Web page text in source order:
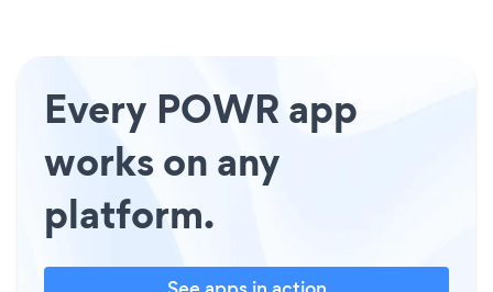
Every POWR app
works on any
platform.